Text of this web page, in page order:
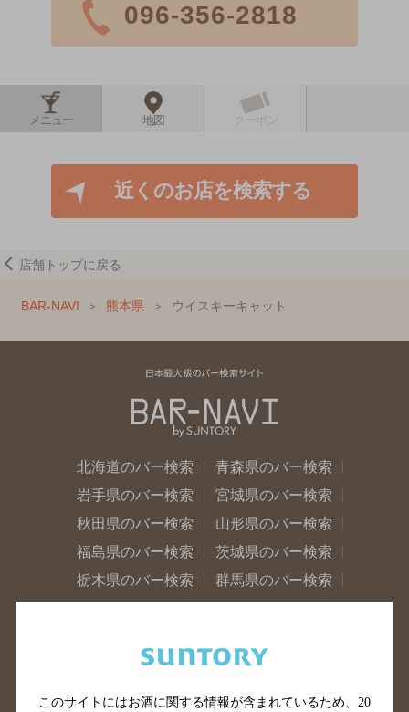
096-356-2818
メニュー 地図
近くのお店を検索する
店舗トップに戻る
BAR-NAVI 熊本県 ウイスキーキャット
北海道のバー検索
青森県のバー検索
岩手県のバー検索
宮城県のバー検索
秋田県のバー検索
山形県のバー検索
福島県のバー検索
茨城県のバー検索
栃木県のバー検索
群馬県のバー検索
神奈川県のバー検索
千葉県のバー検索
埼玉県のバー検索
愛知県のバー検索
このサイトにはお酒に関する情報が含まれているため、 20